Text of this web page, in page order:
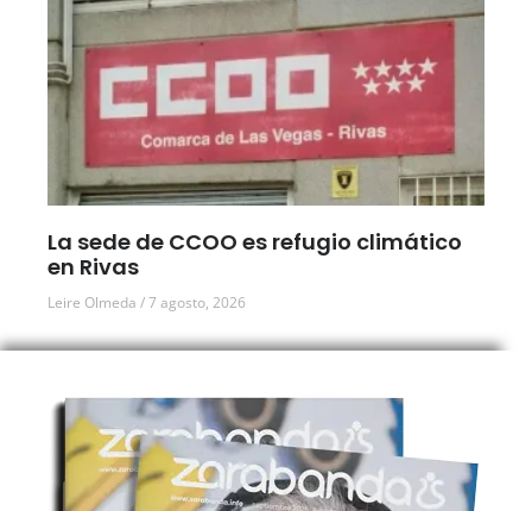
La sede de CCOO es refugio climático
en Rivas
Leire Olmeda 7 agosto, 2026